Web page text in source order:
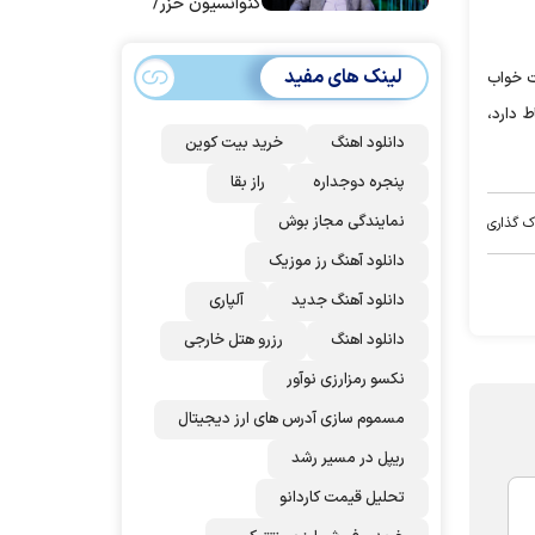
خواب
دارد،
گذاری
می‌شود؟!
لینک های مفید
دانلود اهنگ
خرید بیت کوین
پنجره دوجداره
راز بقا
نمایندگی مجاز بوش
دانلود آهنگ رز‌ موزیک
دانلود آهنگ جدید
آلپاری
دانلود اهنگ
رزرو هتل خارجی
نکسو رمزارزی نوآور
مسموم سازی آدرس های ارز دیجیتال
ریپل در مسیر رشد
تحلیل قیمت کاردانو